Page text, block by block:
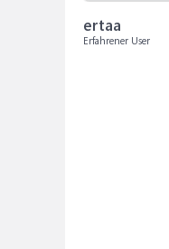
ertaa
Erfahrener User